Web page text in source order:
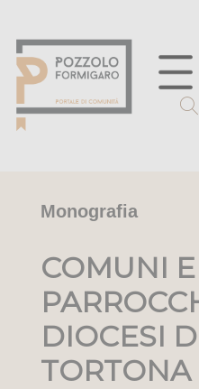
Monografia
COMUNI E
DIOCESI
TORTONA